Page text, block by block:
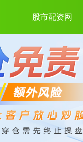
股市配资网